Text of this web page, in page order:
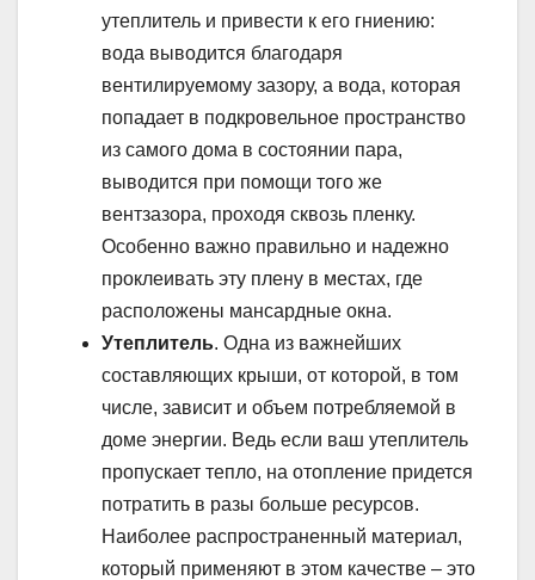
утеплитель и привести к его гниению:
вода выводится благодаря
вентилируемому зазору, а вода, которая
попадает в подкровельное пространство
из самого дома в состоянии пара,
выводится при помощи того же
вентзазора, проходя сквозь пленку.
Особенно важно правильно и надежно
проклеивать эту плену в местах, где
расположены мансардные окна.
Утеплитель. Одна из важнейших
составляющих крыши, от которой, в том
числе, зависит и объем потребляемой в
доме энергии. Ведь если ваш утеплитель
пропускает тепло, на отопление придется
потратить в разы больше ресурсов.
Наиболее распространенный материал,
который применяют в этом качестве – это